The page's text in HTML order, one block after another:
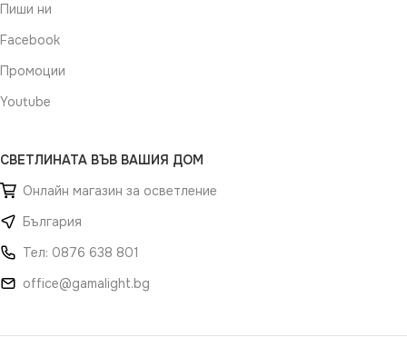
Пиши ни
Facebook
Промоции
Youtube
СВЕТЛИНАТА ВЪВ ВАШИЯ ДОМ
Онлайн магазин за осветление
България
Тел: 0876 638 801
office@gamalight.bg